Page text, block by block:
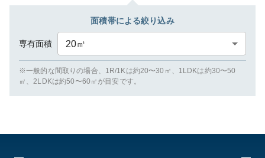
面積帯による絞り込み
専有面積 20㎡
※一般的な間取りの場合、1R/1Kは約20〜30㎡、1LDKは約30〜50
㎡、2LDKは約50〜60㎡が目安です。